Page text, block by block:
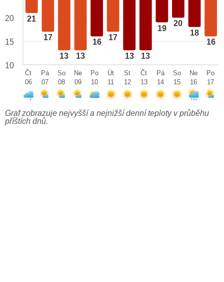
21
17
13 13
16
17
13 13
19
20
18
16
20
15
10
Čt
06
Pá
07
So
08
Ne
09
Po
10
Út
11
St
12
Čt
13
Pá
14
So
15
Ne
16
Po
17
Graf zobrazuje nejvyšší a nejnižší denní teploty v průběhu
příštích dnů.